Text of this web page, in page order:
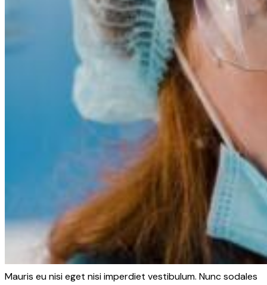
Mauris eu nisi eget nisi imperdiet vestibulum. Nunc sodales